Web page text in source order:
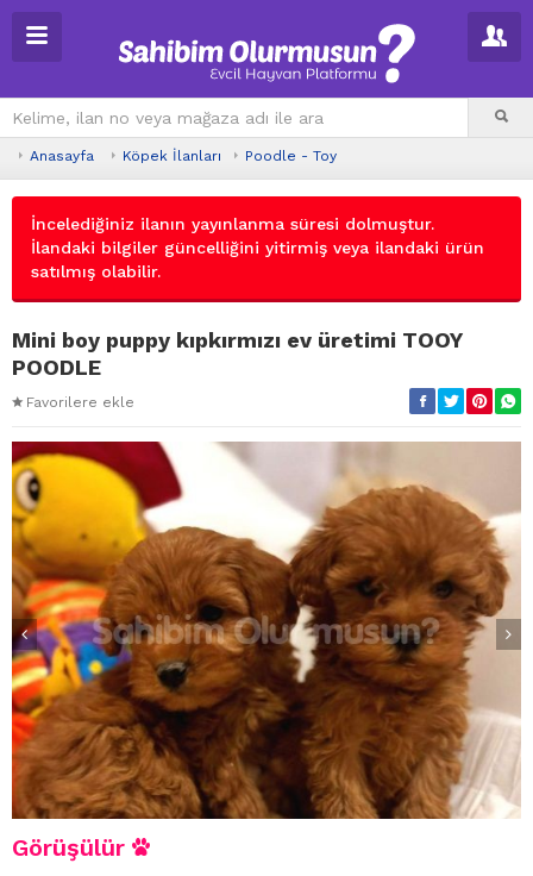
Anasayfa Köpek İlanları Poodle - Toy
İncelediğiniz ilanın yayınlanma süresi dolmuştur.
İlandaki bilgiler güncelliğini yitirmiş veya ilandaki ürün
satılmış olabilir.
Mini boy puppy kıpkırmızı ev üretimi TOOY
POODLE
Favorilere ekle
Görüşülür